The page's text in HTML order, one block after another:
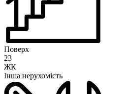
Поверх
23
ЖК
Інша нерухомість